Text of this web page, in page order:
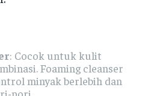
: Cocok untuk kulit
Foaming cleanser
minyak berlebih dan
pori.